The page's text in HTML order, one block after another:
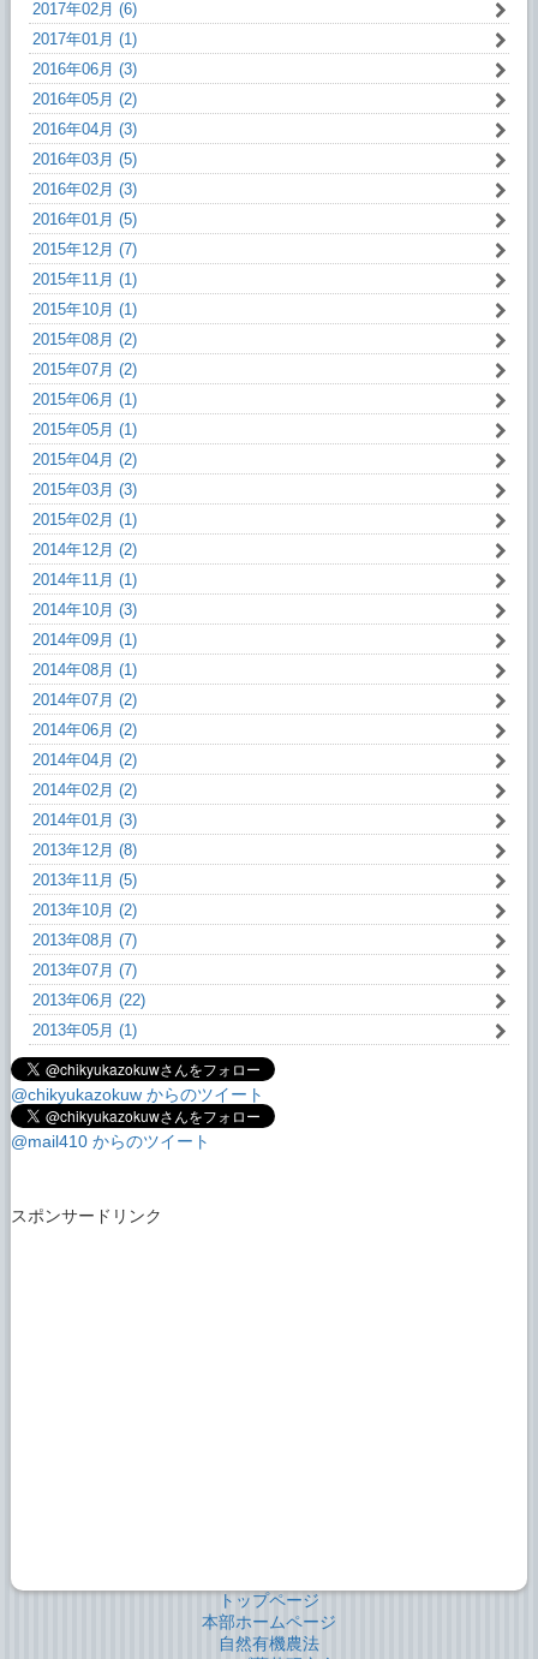
2017年02月 (6)
2017年01月 (1)
2016年06月 (3)
2016年05月 (2)
2016年04月 (3)
2016年03月 (5)
2016年02月 (3)
2016年01月 (5)
2015年12月 (7)
2015年11月 (1)
2015年10月 (1)
2015年08月 (2)
2015年07月 (2)
2015年06月 (1)
2015年05月 (1)
2015年04月 (2)
2015年03月 (3)
2015年02月 (1)
2014年12月 (2)
2014年11月 (1)
2014年10月 (3)
2014年09月 (1)
2014年08月 (1)
2014年07月 (2)
2014年06月 (2)
2014年04月 (2)
2014年02月 (2)
2014年01月 (3)
2013年12月 (8)
2013年11月 (5)
2013年10月 (2)
2013年08月 (7)
2013年07月 (7)
2013年06月 (22)
2013年05月 (1)
@chikyukazokuw からのツイート
@mail410 からのツイート
スポンサードリンク
トップページ
本部ホームページ
自然有機農法